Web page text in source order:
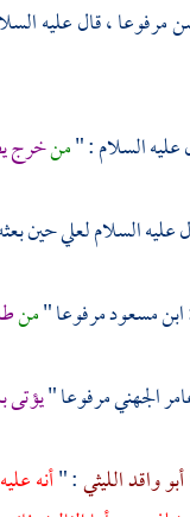
مرفوعا ، قال عليه
السلام : "منخرج
السلاملعليحين
ابن مسعودمرفوعا "من
الجهنيمرفوعا "يؤتى
أبو واقد الليثي: "أنه